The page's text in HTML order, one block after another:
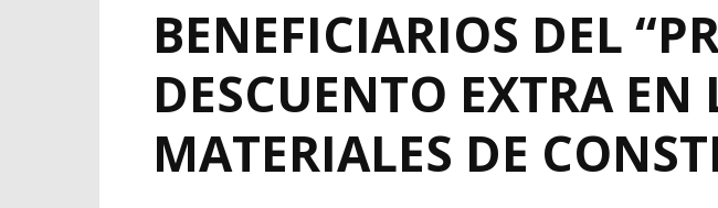
BENEFICIARIOS DEL
DESCUENTO EXTRA
MATERIALES DE